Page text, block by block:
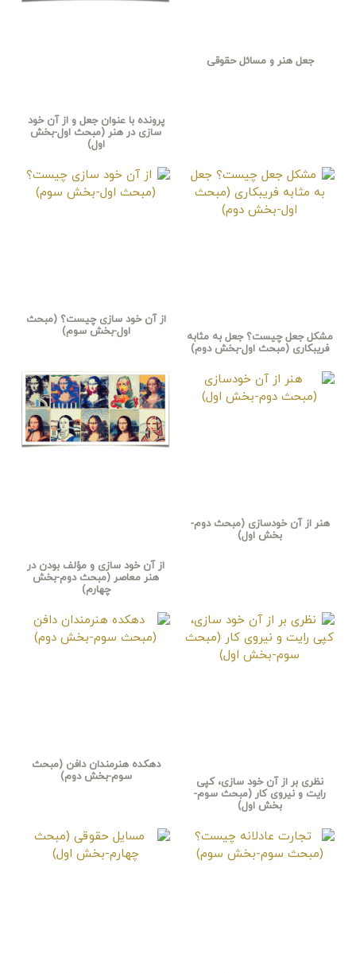
جعل هنر و مسائل حقوقی
پرونده با عنوان جعل و از آن خود
سازی در هنر (مبحث اول-بخش
اول)
مشکل جعل چیست؟ جعل به مثابه
فریبکاری (مبحث اول-بخش دوم)
از آن خود سازی چیست؟ (مبحث
اول-بخش سوم)
هنر از آن خودسازی (مبحث دوم-
بخش اول)
از آن خود سازی و مؤلف بودن در
هنر معاصر (مبحث دوم-بخش
چهارم)
نظری بر از آن خود سازی، کپی
رایت و نیروی کار (مبحث سوم-
بخش اول)
دهکده هنرمندان دافن (مبحث
سوم-بخش دوم)